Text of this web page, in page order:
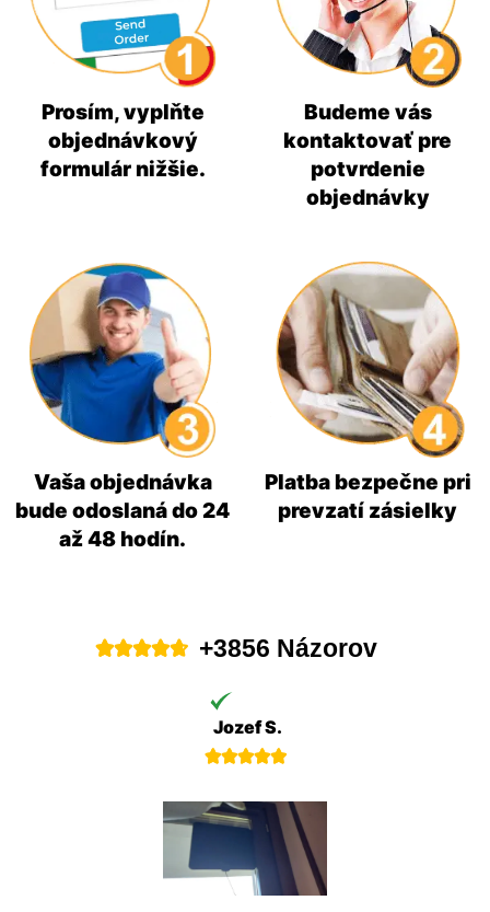
Prosím, vyplňte
objednávkový
formulár nižšie.
Budeme vás
kontaktovať pre
potvrdenie
objednávky
Vaša objednávka
bude odoslaná do 24
až 48 hodín.
Platba bezpečne pri
prevzatí zásielky
 +3856 Názorov
Jozef S.
